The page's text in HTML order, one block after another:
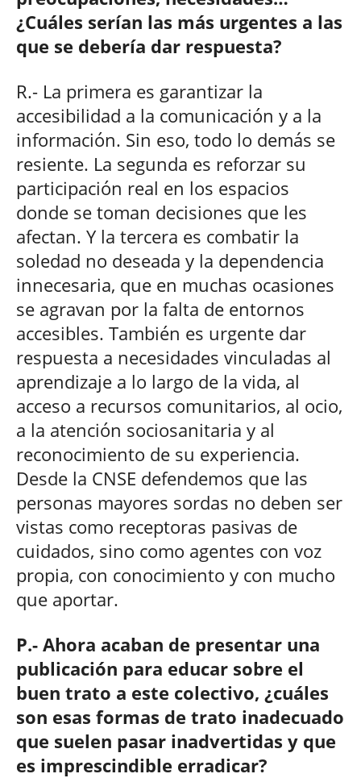
¿Cuáles serían las más urgentes a las
que se debería dar respuesta?
R.- La primera es garantizar la
accesibilidad a la comunicación y a la
información. Sin eso, todo lo demás se
resiente. La segunda es reforzar su
participación real en los espacios
donde se toman decisiones que les
afectan. Y la tercera es combatir la
soledad no deseada y la dependencia
innecesaria, que en muchas ocasiones
se agravan por la falta de entornos
accesibles. También es urgente dar
respuesta a necesidades vinculadas al
aprendizaje a lo largo de la vida, al
acceso a recursos comunitarios, al ocio,
a la atención sociosanitaria y al
reconocimiento de su experiencia.
Desde la CNSE defendemos que las
personas mayores sordas no deben ser
vistas como receptoras pasivas de
cuidados, sino como agentes con voz
propia, con conocimiento y con mucho
que aportar.
P.- Ahora acaban de presentar una
publicación para educar sobre el
buen trato a este colectivo, ¿cuáles
son esas formas de trato inadecuado
que suelen pasar inadvertidas y que
es imprescindible erradicar?